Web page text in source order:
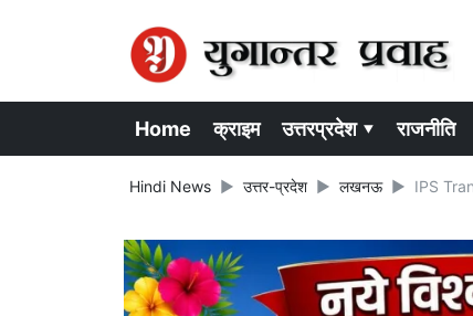
Home क्राइम उत्तरप्रदेश ▾ राजनीति
Hindi News उत्तर-प्रदेश लखनऊ IPS